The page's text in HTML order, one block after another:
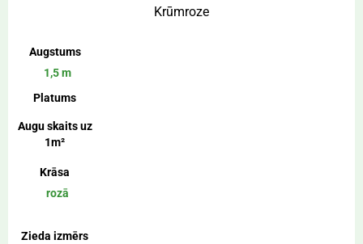
Krūmroze
Augstums
1,5 m
Platums
Augu skaits uz
1m²
Krāsa
rozā
Zieda izmērs